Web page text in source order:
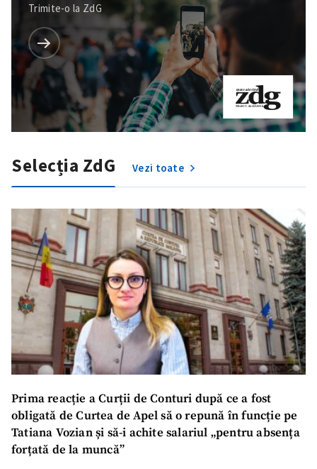
Trimite o informație
Despre ZdG
in English
Trimite-o la ZdG
Selecția ZdG Vezi toate
Prima reacție a Curții de Conturi după ce a fost
obligată de Curtea de Apel să o repună în funcție pe
Tatiana Vozian și să-i achite salariul „pentru absența
forțată de la muncă”